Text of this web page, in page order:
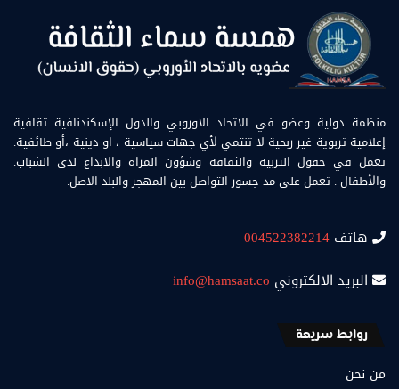
منظمة دولية وعضو في الاتحاد الاوروبي والدول الإسكندنافية ثقافية
إعلامية تربوية غير ربحية لا تنتمي لأي جهات سياسية ، او دينية ،أو طائفية.
تعمل في حقول التربية والثقافة وشؤون المراة والابداع لدى الشباب.
والأطفال . تعمل على مد جسور التواصل بين المهجر والبلد الاصل.
هاتف 004522382214
البريد الالكتروني info@hamsaat.co
روابط سريعة
من نحن